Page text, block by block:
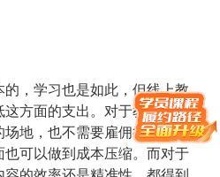
，学习也是如此，但线上教
方面的支出。对于教培机构
地，也不需要雇佣很多的工
可以做到成本压缩。而对于